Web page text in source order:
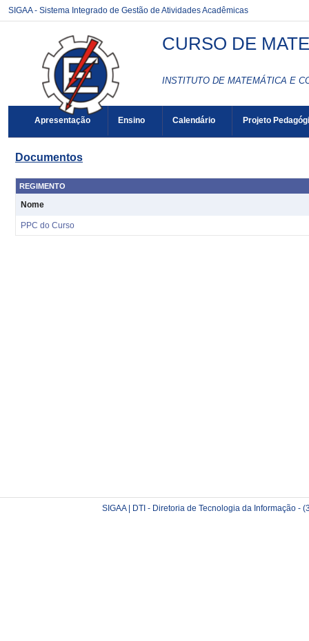
SIGAA - Sistema Integrado de Gestão de Atividades Acadêmicas
CURSO DE
INSTITUTO DE MATEMÁTICA E
Apresentação Ensino Calendário Projeto
Documentos
REGIMENTO
Nome
PPC do Curso
SIGAA | DTI - Diretoria de Tecnologia da Informação